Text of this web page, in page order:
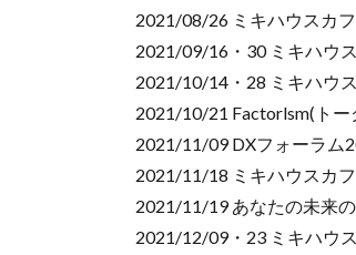
2021/08/26 ミキハウスカ
2021/09/16・30 ミキハウ
2021/10/14・28 ミキハウ
2021/10/21 Factorlsm(ト
2021/11/09 DXフォーラム
2021/11/18 ミキハウスカ
2021/11/19 あなたの未来
2021/12/09・23 ミキハウ